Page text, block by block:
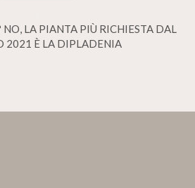
LA PIANTA PIÙ RICHIESTA DAL
2021 È LA DIPLADENIA